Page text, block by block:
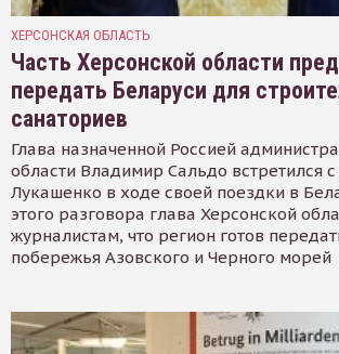
ХЕРСОНСКАЯ ОБЛАСТЬ
Часть Херсонской области
передать Беларуси для
санаториев
Глава назначенной Россией
области Владимир Сальдо встретился
Лукашенко в ходе своей поездки в
этого разговора глава Херсонской
журналистам, что регион готов
побережья Азовского и Черного морей